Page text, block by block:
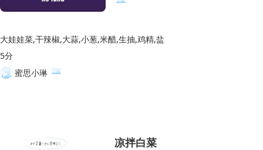
大娃娃菜,干辣椒,大蒜,小葱,米醋,生抽,鸡精,盐
5分
蜜思小琳
凉拌白菜